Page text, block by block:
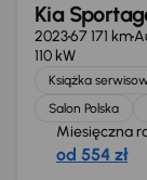
Kia
202367 171 km
110 kW
Książka
Salon Polska
Miesięczna
od 554 zł